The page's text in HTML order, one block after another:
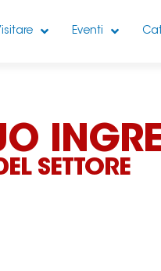
Eventi
SETTORE